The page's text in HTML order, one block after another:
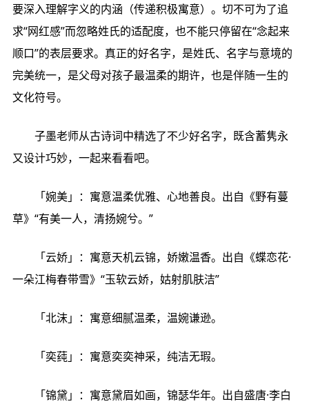
要深入理解字义的内涵（传递积极寓意）。切不可为了追
求“网红感”而忽略姓氏的适配度，也不能只停留在“念起来
顺口”的表层要求。真正的好名字，是姓氏、名字与意境的
完美统一，是父母对孩子最温柔的期许，也是伴随一生的
文化符号。
子墨老师从古诗词中精选了不少好名字，既含蓄隽永
又设计巧妙，一起来看看吧。
「婉美」：寓意温柔优雅、心地善良。出自《野有蔓
草》“有美一人，清扬婉兮。”
「云娇」：寓意天机云锦，娇嫩温香。出自《蝶恋花·
一朵江梅春带雪》“玉软云娇，姑射肌肤洁”
「北沫」：寓意细腻温柔，温婉谦逊。
「奕莼」：寓意奕奕神采，纯洁无瑕。
「锦黛」：寓意黛眉如画，锦瑟华年。出自盛唐·李白